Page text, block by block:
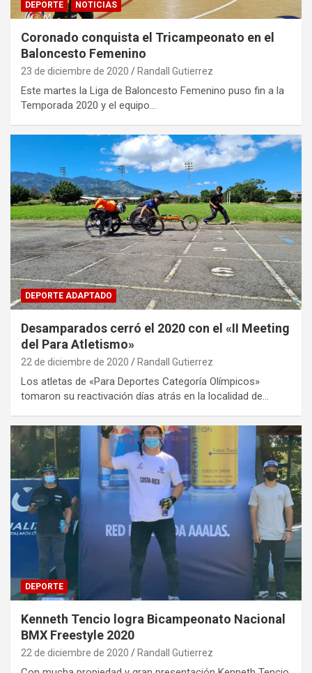
DEPORTE NOTICIAS
Coronado conquista el Tricampeonato en el
Baloncesto Femenino
23 de diciembre de 2020 Randall Gutierrez
Este martes la Liga de Baloncesto Femenino puso fin a la
Temporada 2020 y el equipo…
DEPORTE ADAPTADO
Desamparados cerró el 2020 con el «II Meeting
del Para Atletismo»
22 de diciembre de 2020 Randall Gutierrez
Los atletas de «Para Deportes Categoría Olímpicos»
tomaron su reactivación días atrás en la localidad de…
DEPORTE
Kenneth Tencio logra Bicampeonato Nacional
BMX Freestyle 2020
22 de diciembre de 2020 Randall Gutierrez